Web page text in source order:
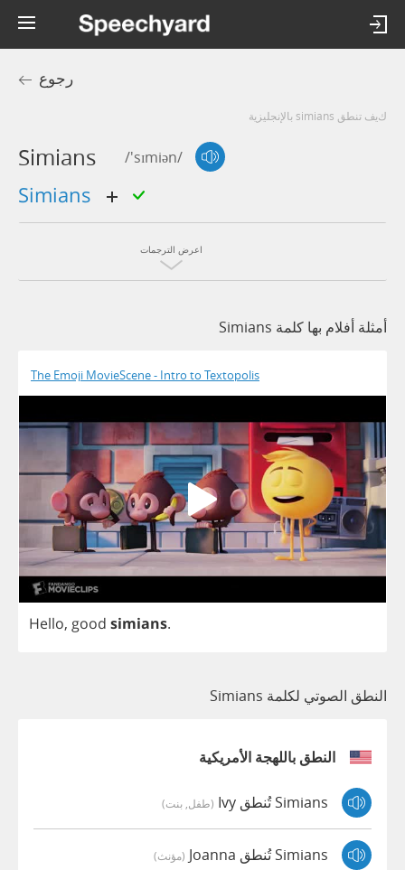
رجوع
كيف تنطق simians بالإنجليزية
Simians /'sɪmiən/
simians
اعرض الترجمات
أمثلة أفلام بها كلمة Simians
The Emoji MovieScene - Intro to Textopolis
Hello, good simians.
النطق الصوتي لكلمة Simians
النطق باللهجة الأمريكية
Simians تُنطق Ivy (طفل, بنت)
Simians تُنطق Joanna (مؤنث)